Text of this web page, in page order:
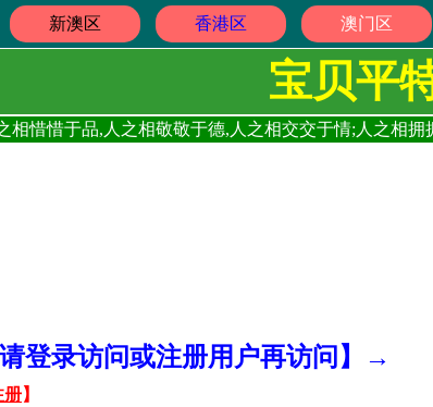
新澳区 香港区 澳门区
宝贝平
相惜惜于品,人之相敬敬于德,人之相交交于情;人之相
登录访问或注册用户再访问】→
册】